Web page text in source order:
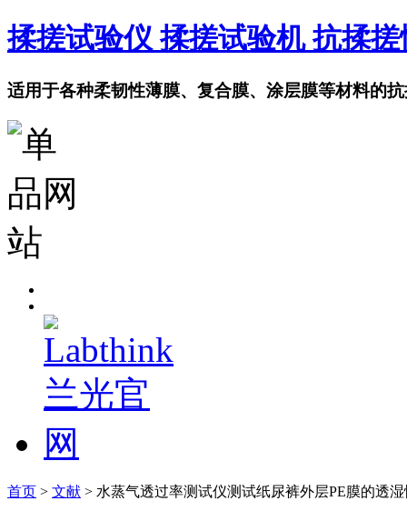
揉搓试验仪 揉搓试验机 抗揉
适用于各种柔韧性薄膜、复合膜、涂层膜等材料的
首页 > 文献 > 水蒸气透过率测试仪测试纸尿裤外层PE膜的透